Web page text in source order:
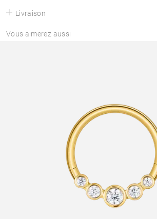
Livraison
Vous aimerez aussi